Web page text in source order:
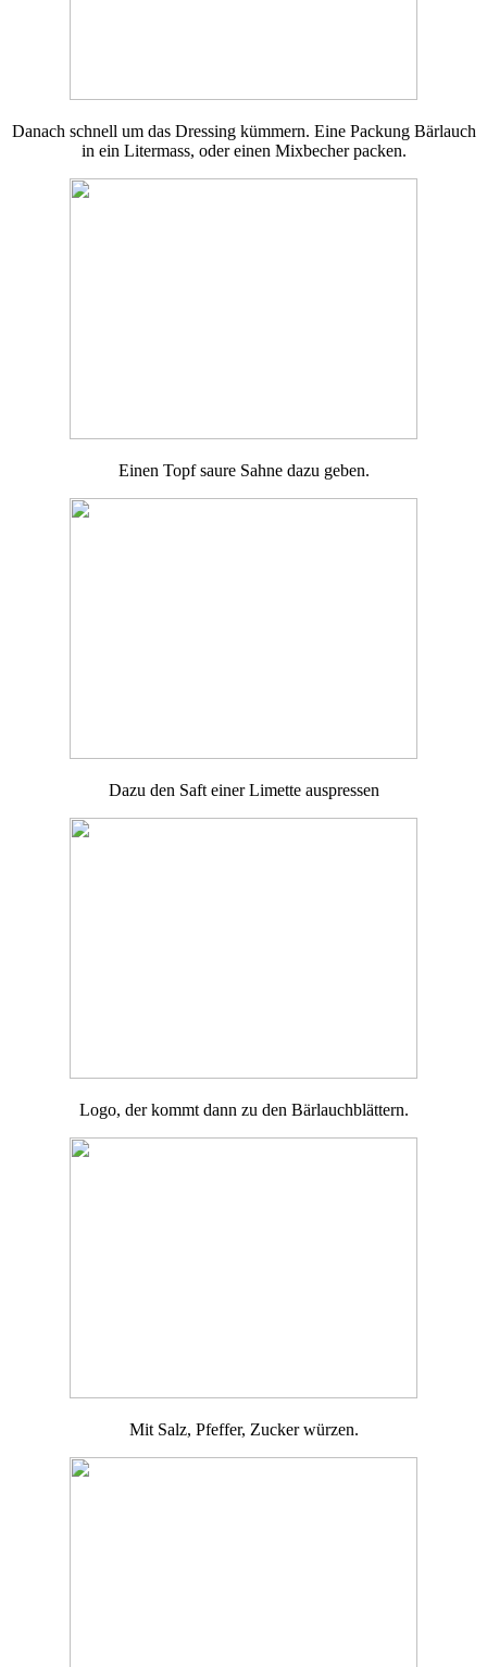
Danach schnell um das Dressing kümmern. Eine Packung Bärlauch
in ein Litermass, oder einen Mixbecher packen.
Einen Topf saure Sahne dazu geben.
Dazu den Saft einer Limette auspressen
Logo, der kommt dann zu den Bärlauchblättern.
Mit Salz, Pfeffer, Zucker würzen.